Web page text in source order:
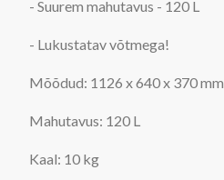
- Suurem mahutavus - 120 L
- Lukustatav võtmega!
Mõõdud: 1126 x 640 x 370 mm
Mahutavus: 120 L
Kaal: 10 kg